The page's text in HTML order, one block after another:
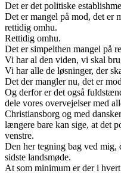
Det er det politiske
Det er mangel på mod, det er
rettidig omhu.
Rettidig omhu.
Det er simpelthen mangel på
Vi har al den viden, vi skal
Vi har alle de løsninger, der
Det der mangler nu, det er
Og derfor er det også
dele vores overvejelser med
Christiansborg og med
længere bare kan sige, at det
venstre.
Den her tegning bag ved mig,
sidste landsmøde.
At som minimum er der i